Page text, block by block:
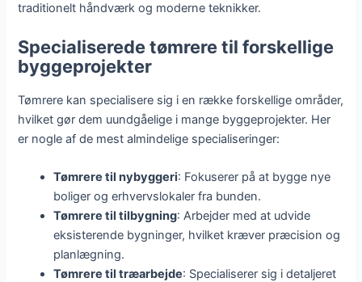
traditionelt håndværk og moderne teknikker.
Specialiserede tømrere til forskellige
byggeprojekter
Tømrere kan specialisere sig i en række forskellige områder,
hvilket gør dem uundgåelige i mange byggeprojekter. Her
er nogle af de mest almindelige specialiseringer:
Tømrere til nybyggeri: Fokuserer på at bygge nye
boliger og erhvervslokaler fra bunden.
Tømrere til tilbygning: Arbejder med at udvide
eksisterende bygninger, hvilket kræver præcision og
planlægning.
Tømrere til træarbejde: Specialiserer sig i detaljeret